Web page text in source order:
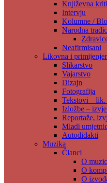
Književna
Intervju
Kolumne /
Narodna
Neafirmisani
Likovna i
Slikarstvo
Vajarstvo
Dizajn
Fotografija
Tekstovi – lik.
Izložbe –
Reportaže,
Mladi
Autodidakti
Muzika
Članci
O
O
O